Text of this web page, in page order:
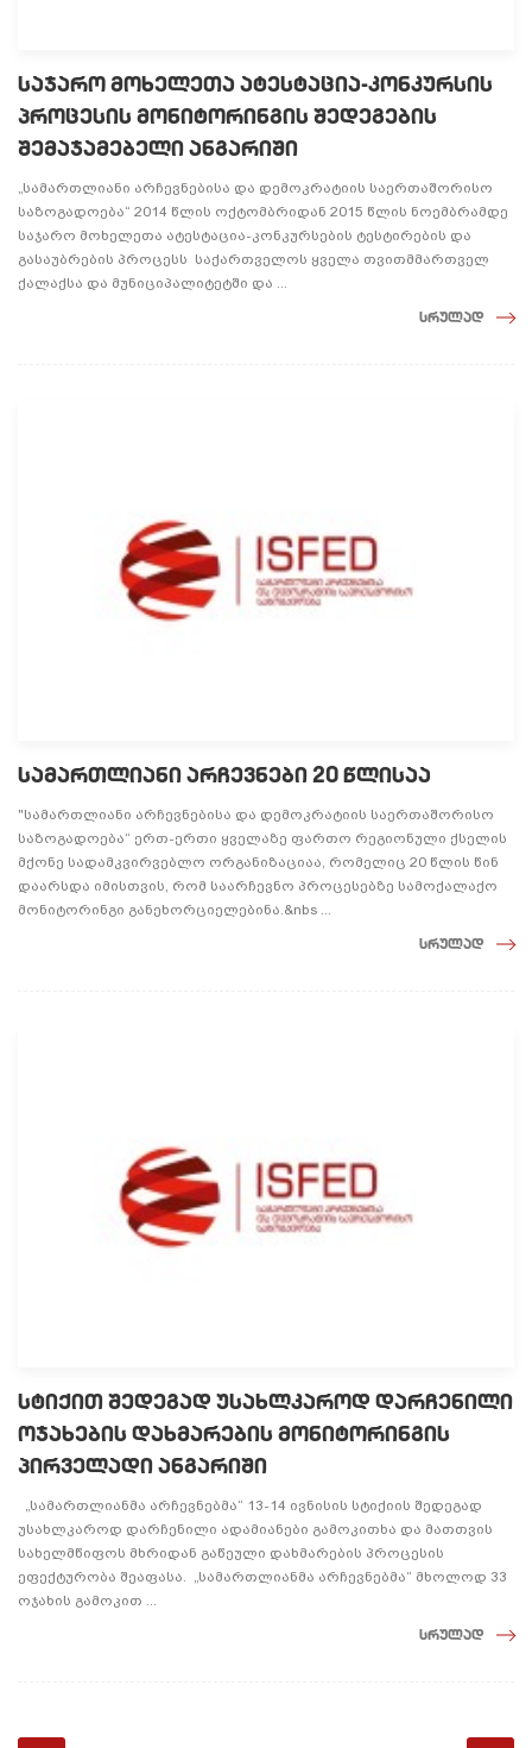
საჯარო მოხელეთა ატესტაცია-კონკურსის
პროცესის მონიტორინგის შედეგების
შემაჯამებელი ანგარიში
„სამართლიანი არჩევნებისა და დემოკრატიის საერთაშორისო
საზოგადოება“ 2014 წლის ოქტომბრიდან 2015 წლის ნოემბრამდე
საჯარო მოხელეთა ატესტაცია-კონკურსების ტესტირების და
გასაუბრების პროცესს საქართველოს ყველა თვითმმართველ
ქალაქსა და მუნიციპალიტეტში და ...
სრულად
სამართლიანი არჩევნები 20 წლისაა
"სამართლიანი არჩევნებისა და დემოკრატიის საერთაშორისო
საზოგადოება“ ერთ-ერთი ყველაზე ფართო რეგიონული ქსელის
მქონე სადამკვირვებლო ორგანიზაციაა, რომელიც 20 წლის წინ
დაარსდა იმისთვის, რომ საარჩევნო პროცესებზე სამოქალაქო
მონიტორინგი განეხორციელებინა.&nbs ...
სრულად
სტიქით შედეგად უსახლკაროდ დარჩენილი
ოჯახების დახმარების მონიტორინგის
პირველადი ანგარიში
„სამართლიანმა არჩევნებმა“ 13-14 ივნისის სტიქიის შედეგად
უსახლკაროდ დარჩენილი ადამიანები გამოკითხა და მათთვის
სახელმწიფოს მხრიდან გაწეული დახმარების პროცესის
ეფექტურობა შეაფასა. „სამართლიანმა არჩევნებმა“ მხოლოდ 33
ოჯახის გამოკით ...
სრულად